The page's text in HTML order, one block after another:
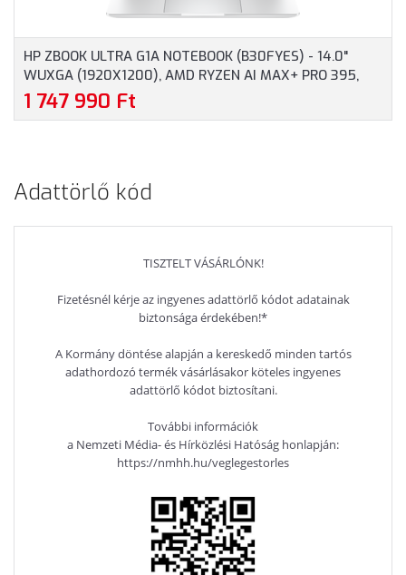
HP ZBOOK ULTRA G1A NOTEBOOK (B30FYES) - 14.0"
WUXGA (1920X1200), AMD RYZEN AI MAX+ PRO 395,
128GB RAM, 2TB SSD, MAGYAR BILLENTYŰZET,
WINDOWS 11 PROFESSIONAL, 3 ÉV GARANCIA, EZÜST
1 747 990 Ft
Adattörlő kód
TISZTELT VÁSÁRLÓNK!
Fizetésnél kérje az ingyenes adattörlő kódot adatainak
biztonsága érdekében!*
A Kormány döntése alapján a kereskedő minden tartós
adathordozó termék vásárlásakor köteles ingyenes
adattörlő kódot biztosítani.
További információk
a Nemzeti Média- és Hírközlési Hatóság honlapján:
https://nmhh.hu/veglegestorles